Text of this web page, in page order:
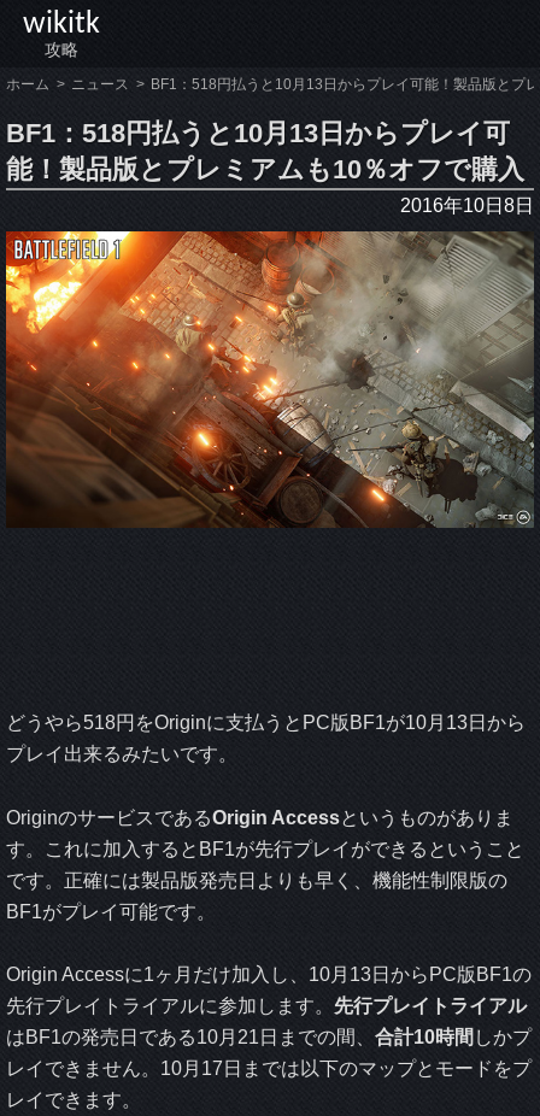
wikitk
攻略
ホーム ニュース BF1：518円払うと10月13日からプレイ可能！製品版とプ
BF1：518円払うと10月13日からプレイ可
能！製品版とプレミアムも10％オフで購入
2016年10日8日
どうやら518円をOriginに支払うとPC版BF1が10月13日から
プレイ出来るみたいです。
OriginのサービスであるOrigin Accessというものがありま
す。これに加入するとBF1が先行プレイができるということ
です。正確には製品版発売日よりも早く、機能性制限版の
BF1がプレイ可能です。
Origin Accessに1ヶ月だけ加入し、10月13日からPC版BF1の
先行プレイトライアルに参加します。 先行プレイトライアル
はBF1の発売日である10月21日までの間、 合計10時間 しかプ
レイできません。10月17日までは以下のマップとモードをプ
レイできます。